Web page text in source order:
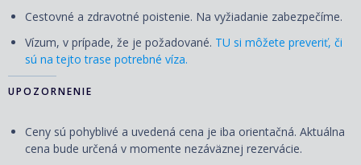
Cestovné a zdravotné poistenie. Na vyžiadanie zabezpečíme.
Vízum, v prípade, že je požadované. TU si môžete preveriť, či
sú na tejto trase potrebné víza.
UPOZORNENIE
Ceny sú pohyblivé a uvedená cena je iba orientačná. Aktuálna
cena bude určená v momente nezáväznej rezervácie.